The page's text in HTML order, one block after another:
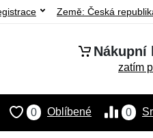
Země: Česká
Nákupní
zatím
0
0 Oblíbené